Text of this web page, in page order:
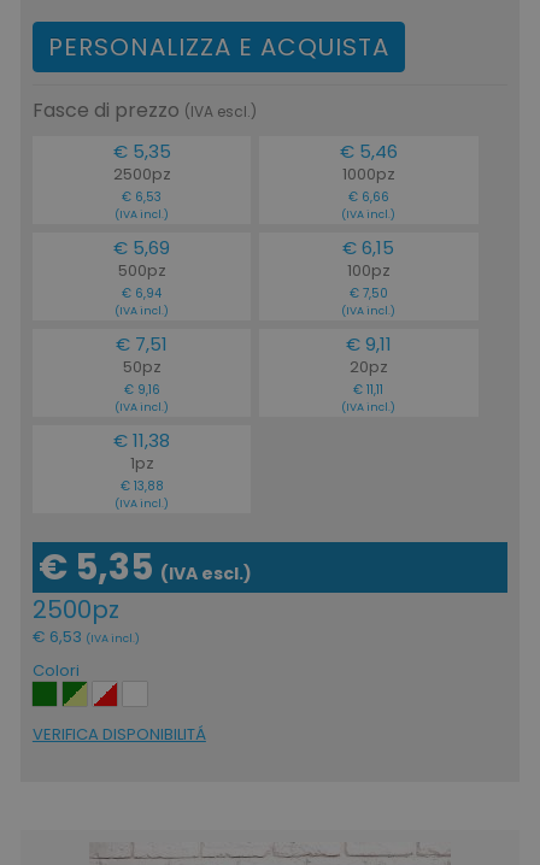
PERSONALIZZA E ACQUISTA
Fasce di prezzo (IVA escl.)
€ 5,35
2500pz
€ 6,53
(IVA incl.)
€ 5,46
1000pz
€ 6,66
(IVA incl.)
€ 5,69
500pz
€ 6,94
(IVA incl.)
€ 6,15
100pz
€ 7,50
(IVA incl.)
€ 7,51
50pz
€ 9,16
(IVA incl.)
€ 9,11
20pz
€ 11,11
(IVA incl.)
€ 11,38
1pz
€ 13,88
(IVA incl.)
€ 5,35 (IVA escl.)
2500pz
€ 6,53 (IVA incl.)
Colori
VERIFICA DISPONIBILITÁ